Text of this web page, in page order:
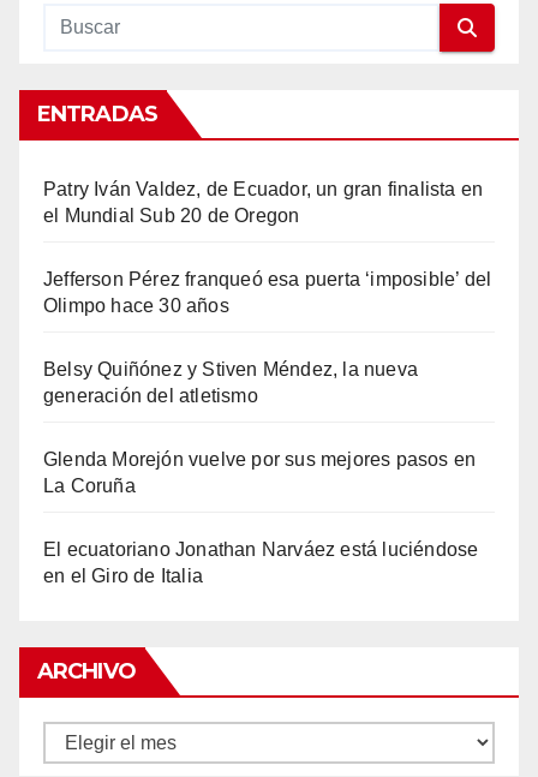
ENTRADAS
Patry Iván Valdez, de Ecuador, un gran finalista en
el Mundial Sub 20 de Oregon
Jefferson Pérez franqueó esa puerta ‘imposible’ del
Olimpo hace 30 años
Belsy Quiñónez y Stiven Méndez, la nueva
generación del atletismo
Glenda Morejón vuelve por sus mejores pasos en
La Coruña
El ecuatoriano Jonathan Narváez está luciéndose
en el Giro de Italia
ARCHIVO
Archivo